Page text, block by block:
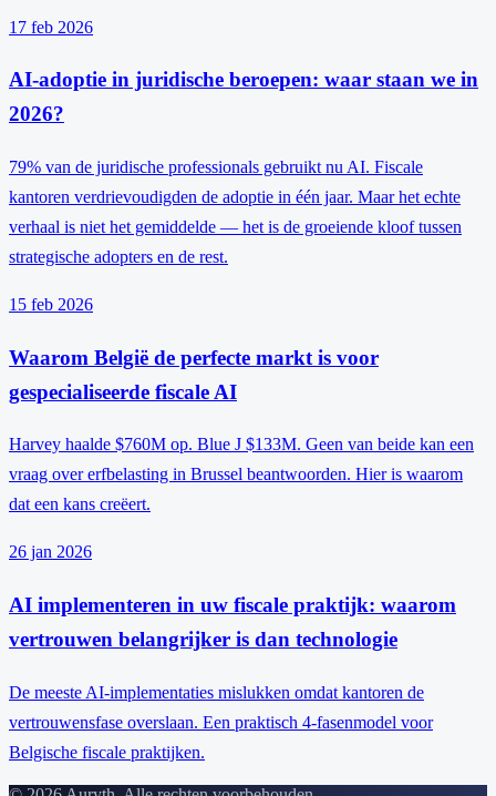
17 feb 2026
AI-adoptie in juridische beroepen: waar staan we in
2026?
79% van de juridische professionals gebruikt nu AI. Fiscale
kantoren verdrievoudigden de adoptie in één jaar. Maar het echte
verhaal is niet het gemiddelde — het is de groeiende kloof tussen
strategische adopters en de rest.
15 feb 2026
Waarom België de perfecte markt is voor
gespecialiseerde fiscale AI
Harvey haalde $760M op. Blue J $133M. Geen van beide kan een
vraag over erfbelasting in Brussel beantwoorden. Hier is waarom
dat een kans creëert.
26 jan 2026
AI implementeren in uw fiscale praktijk: waarom
vertrouwen belangrijker is dan technologie
De meeste AI-implementaties mislukken omdat kantoren de
vertrouwensfase overslaan. Een praktisch 4-fasenmodel voor
Belgische fiscale praktijken.